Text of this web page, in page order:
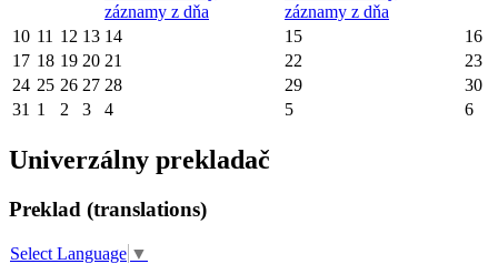
záznamy z dňa
záznamy z dňa
10 11 12 13 14 15
16
17 18 19 20 21 22
23
24 25 26 27 28 29
30
31 1 2 3 4 5 6
Univerzálny prekladač
Preklad (translations)
Select Language ▼